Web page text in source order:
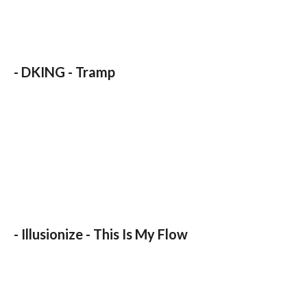
- DKING - Tramp
- Illusionize - This Is My Flow